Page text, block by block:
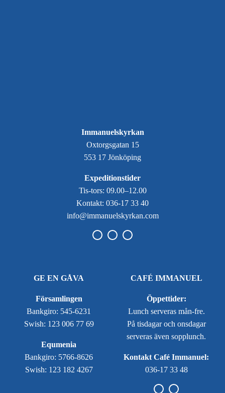
Immanuelskyrkan
Oxtorgsgatan 15
553 17 Jönköping
Expeditionstider
Tis-tors: 09.00–12.00
Kontakt: 036-17 33 40
info@immanuelskyrkan.com
GE EN GÅVA
Församlingen
Bankgiro: 545-6231
Swish: 123 006 77 69
Equmenia
Bankgiro: 5766-8626
Swish: 123 182 4267
CAFÉ IMMANUEL
Öppettider:
Lunch serveras mån-fre.
På tisdagar och onsdagar
serveras även sopplunch.
Kontakt Café Immanuel:
036-17 33 48